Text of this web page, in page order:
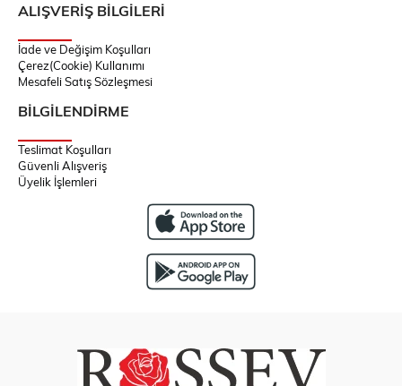
ALIŞVERİŞ BİLGİLERİ
İade ve Değişim Koşulları
Çerez(Cookie) Kullanımı
Mesafeli Satış Sözleşmesi
BİLGİLENDİRME
Teslimat Koşulları
Güvenli Alışveriş
Üyelik İşlemleri